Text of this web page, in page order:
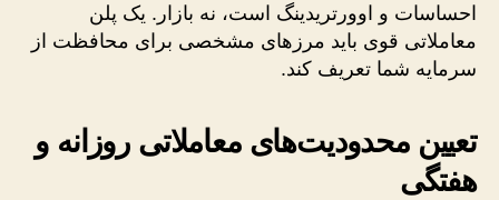
احساسات و اوورتریدینگ است، نه بازار. یک پلن
معاملاتی قوی باید مرزهای مشخصی برای محافظت از
سرمایه شما تعریف کند.
تعیین محدودیت‌های معاملاتی روزانه و
هفتگی